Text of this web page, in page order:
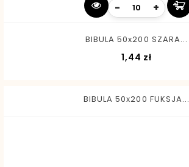
- +
BIBULA 50x200 SZARA...
1,44 zł
BIBULA 50x200 FUKSJA...